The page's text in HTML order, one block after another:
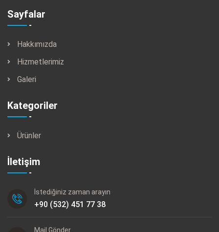
Sayfalar
Hakkımızda
Hizmetlerimiz
Galeri
Kategoriler
Ürünler
İletişim
İstediğiniz zaman arayın
+90 (532) 451 77 38
Mail Gönder